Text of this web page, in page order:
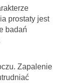
prostaty jest
badań
Zapalenie